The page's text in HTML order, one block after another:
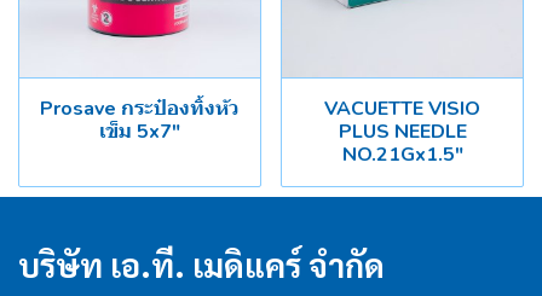
Prosave กระป๋องทิ้งหัว
เข็ม 5x7"
VACUETTE VISIO
PLUS NEEDLE
NO.21Gx1.5"
บริษัท เอ.ที. เมดิแคร์ จำกัด